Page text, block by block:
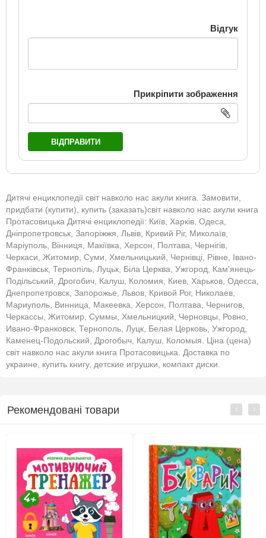
Відгук
Прикріпити зображення
ВІДПРАВИТИ
Дитячі енциклопедії світ навколо нас акули книга. Замовити,
придбати (купити), купить (заказать)світ навколо нас акули книга
Протасовицька Дитячі енциклопедії: Київ, Харків, Одеса,
Дніпропетровськ, Запоріжжя, Львів, Кривий Ріг, Миколаїв,
Маріуполь, Вінниця, Макіївка, Херсон, Полтава, Чернігів,
Черкаси, Житомир, Суми, Хмельницький, Чернівці, Рівне, Івано-
Франківськ, Тернопіль, Луцьк, Біла Церква, Ужгород, Кам'янець-
Подільський, Дрогобич, Калуш, Коломия, Киев, Харьков, Одесса,
Днепропетровск, Запорожье, Львов, Кривой Рог, Николаев,
Мариуполь, Винница, Макеевка, Херсон, Полтава, Чернигов,
Черкассы, Житомир, Суммы, Хмельницкий, Черновцы, Ровно,
Ивано-Франковск, Тернополь, Луцк, Белая Церковь, Ужгород,
Каменец-Подольский, Дрогобыч, Калуш, Коломыя. Ціна (цена)
світ навколо нас акули книга Протасовицька. Доставка по
украине, купить книгу, детские игрушки, компакт диски.
Рекомендовані товари